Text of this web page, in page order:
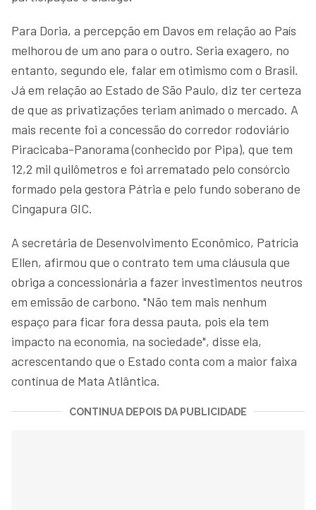
Para Doria, a percepção em Davos em relação ao País
melhorou de um ano para o outro. Seria exagero, no
entanto, segundo ele, falar em otimismo com o Brasil.
Já em relação ao Estado de São Paulo, diz ter certeza
de que as privatizações teriam animado o mercado. A
mais recente foi a concessão do corredor rodoviário
Piracicaba-Panorama (conhecido por Pipa), que tem
12,2 mil quilômetros e foi arrematado pelo consórcio
formado pela gestora Pátria e pelo fundo soberano de
Cingapura GIC.
A secretária de Desenvolvimento Econômico, Patrícia
Ellen, afirmou que o contrato tem uma cláusula que
obriga a concessionária a fazer investimentos neutros
em emissão de carbono. "Não tem mais nenhum
espaço para ficar fora dessa pauta, pois ela tem
impacto na economia, na sociedade", disse ela,
acrescentando que o Estado conta com a maior faixa
contínua de Mata Atlântica.
CONTINUA DEPOIS DA PUBLICIDADE